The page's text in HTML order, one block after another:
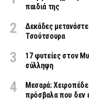
παιδιά της
Δεκάδες
Τσούτσουρα
17 φυτείες στον
σύλληψη
Μεσαρά:
πρόσβαλα που δεν